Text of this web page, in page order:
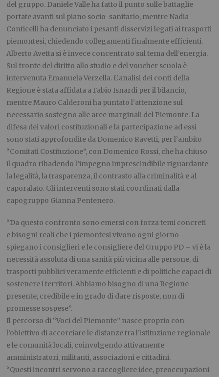
del gruppo. Daniele Valle ha fatto il punto sulle battaglie
portate avanti sul piano socio-sanitario, mentre Nadia
Conticelli ha denunciato i pesanti disservizi legati ai trasporti
piemontesi, chiedendo collegamenti finalmente efficienti.
Alberto Avetta si è invece concentrato sul tema dell’energia.
Sul fronte del diritto allo studio e del voucher scuola è
intervenuta Emanuela Verzella. L’analisi dei conti della
Regione è stata affidata a Fabio Isnardi per il bilancio,
mentre Mauro Calderoni ha puntato l’attenzione sul
necessario sostegno alle aree marginali del Piemonte. La
difesa dei valori costituzionali e la partecipazione ad essi
sono stati approfondite da Domenico Ravetti, per l’ambito
“Comitati Costituzione”, con Domenico Rossi, che ha chiuso
il quadro ribadendo l’impegno imprescindibile riguardante
la legalità, la trasparenza, il contrasto alla criminalità e al
caporalato. Gli interventi sono stati coordinati dalla
capogruppo Gianna Pentenero.
“Da questo confronto sono emersi con forza temi concreti
e bisogni reali che i piemontesi vivono ogni giorno –
spiegano i consiglieri e le consigliere del Gruppo PD – vi è la
necessità assoluta di una sanità più vicina alle persone, di
trasporti pubblici veramente efficienti e di politiche capaci di
sostenere i territori. Abbiamo bisogno di una Regione
presente, credibile e in grado di dare risposte, non di
promesse sospese”.
Il percorso di “Voci del Piemonte” nasce proprio con
l’obiettivo di accorciare le distanze tra l’istituzione regionale
e le comunità locali, coinvolgendo attivamente
amministratori, militanti, associazioni e cittadini.
“Questi incontri servono a raccogliere idee, preoccupazioni